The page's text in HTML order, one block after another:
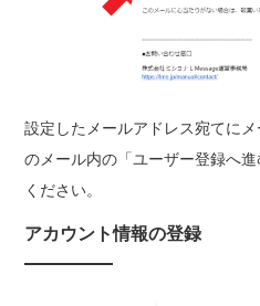
設定したメールアドレス宛てに
のメール内の「ユーザー登録へ
ください。
アカウント情報の登録